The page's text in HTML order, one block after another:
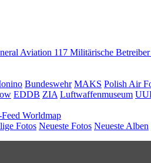
Aviation 117 Militärische Betreiber
Bundeswehr MAKS Polish Air
EDDB ZIA Luftwaffenmuseum
Worldmap
Fotos Neueste Fotos Neueste Alben